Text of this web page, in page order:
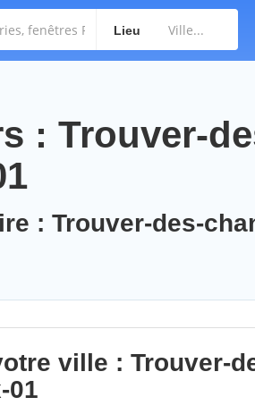
Lieu
: Trouver-
: Trouver-des-
ville : Trouver-
01